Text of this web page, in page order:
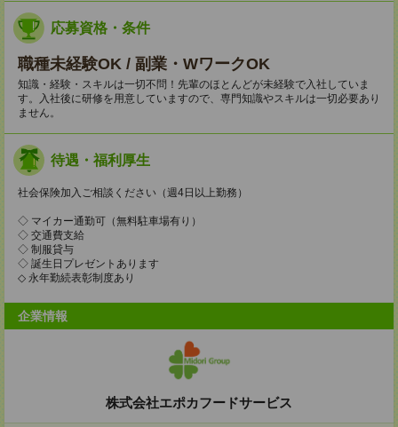
応募資格・条件
職種未経験OK / 副業・WワークOK
知識・経験・スキルは一切不問！先輩のほとんどが未経験で入社していま
す。入社後に研修を用意していますので、専門知識やスキルは一切必要あり
ません。
待遇・福利厚生
社会保険加入ご相談ください（週4日以上勤務）
◇ マイカー通勤可（無料駐車場有り）
◇ 交通費支給
◇ 制服貸与
◇ 誕生日プレゼントあります
◇ 永年勤続表彰制度あり
企業情報
株式会社エポカフードサービス